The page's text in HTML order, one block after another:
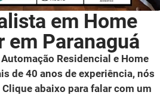
em Home
em Paranaguá
Residencial e Home
de 40 anos de experiência, nós
abaixo para falar com um